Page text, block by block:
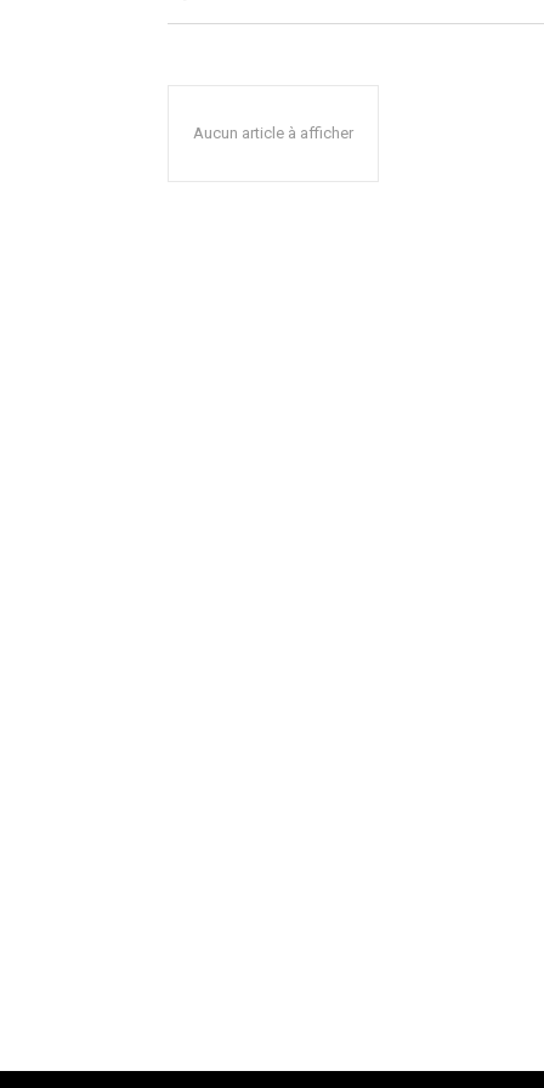
Aucun article à afficher